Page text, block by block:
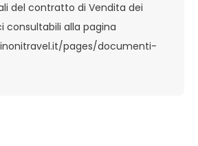
del contratto di Vendita dei
consultabili alla pagina
pages/documenti-